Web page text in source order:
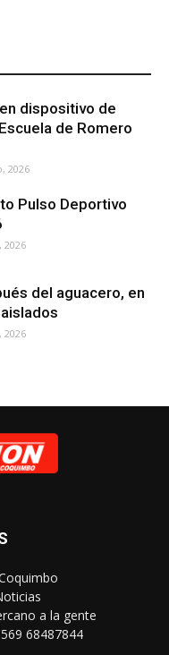
dispositivo de
de Romero
2026
Pulso Deportivo
2026
del aguacero, en
2026
a la gente
68487844